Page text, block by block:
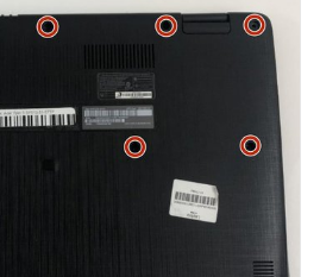
Annuler Publier un commentaire